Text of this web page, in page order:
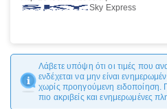
Sky Express
Λάβετε υπόψη ότι οι τιμές που
ενδέχεται να μην είναι
χωρίς προηγούμενη ειδοποίηση.
πιο ακριβείς και ενημερωμένες